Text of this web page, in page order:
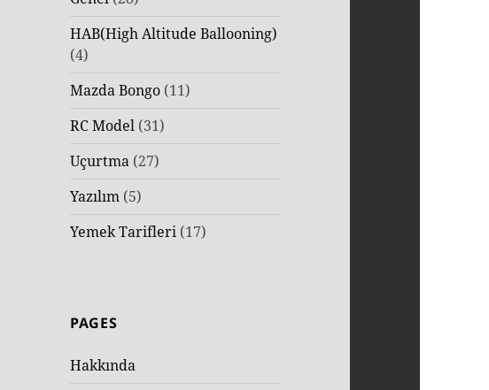
HAB(High Altitude Ballooning)
(4)
Mazda Bongo (11)
RC Model (31)
Uçurtma (27)
Yazılım (5)
Yemek Tarifleri (17)
PAGES
Hakkında